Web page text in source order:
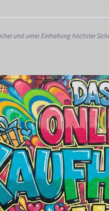
und unter Einhaltung höchster